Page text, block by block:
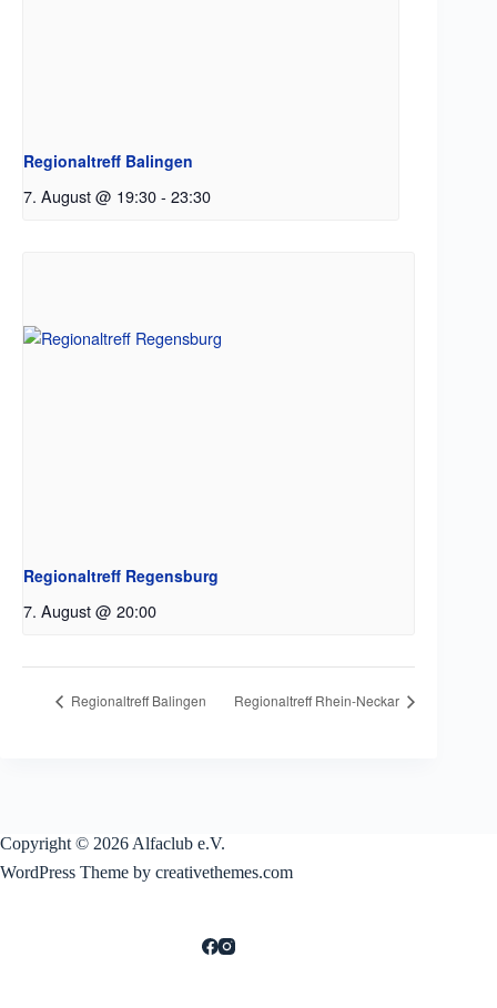
Regionaltreff Balingen
7. August @ 19:30- 23:30
Regionaltreff Regensburg
7. August @ 20:00
Regionaltreff Balingen Regionaltreff Rhein-Neckar
Copyright © 2026 Alfaclub e.V.
WordPress Theme by creativethemes.com